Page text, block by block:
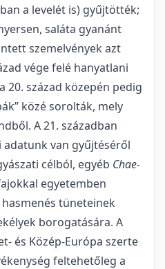
a levelét is) gyűjtötték;
saláta gyanánt
szemelvé­nyek azt
vége felé hanyatlani
20. század közepén pedig
közé sorolták, mely
A 21. században
van gyűjtéséről
célból, egyéb Chae­
egyetemben
tüneteinek
borogatására. A
és Közép-Európa szerte
feltehetőleg a